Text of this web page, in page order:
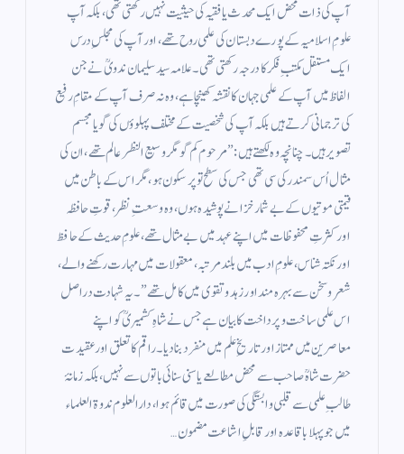
آپ کی ذات محض ایک محدث یا فقیہ کی حیثیت نہیں رکھتی تھی، بلکہ آپ
علومِ اسلامیہ کے پورے دبستان کی علمی روح تھے، اور آپ کی مجلسِ درس
ایک مستقل مکتبِ فکر کا درجہ رکھتی تھی۔ علامہ سید سلیمان ندویؒ نے جن
الفاظ میں آپ کے علمی جہان کا نقشہ کھینچا ہے، وہ نہ صرف آپ کے مقامِ رفیع
کی ترجمانی کرتے ہیں بلکہ آپ کی شخصیت کے مختلف پہلوؤں کی گویا مجسم
تصویر ہیں۔ چنانچہ وہ لکھتے ہیں:”مرحوم کم گو مگر وسیع النظر عالم تھے، ان کی
مثال اُس سمندر کی سی تھی جس کی سطح تو پرسکون ہو، مگر اس کے باطن میں
قیمتی موتیوں کے بے شمار خزانے پوشیدہ ہوں، وہ وسعتِ نظر، قوتِ حافظہ
اور کثرتِ محفوظات میں اپنے عہد میں بے مثال تھے، علومِ حدیث کے حافظ
اور نکتہ شناس، علومِ ادب میں بلند مرتبہ، معقولات میں مہارت رکھنے والے،
شعر و سخن سے بہرہ مند اور زہد و تقوى میں کامل تھے” ۔ یہ شہادت دراصل
اس علمی ساخت و پرداخت کا بیان ہے جس نے شاہِ کشمیریؒ کو اپنے
معاصرین میں ممتاز اور تاریخِ علم میں منفرد بنا دیا۔راقم کا تعلق اور عقیدت
حضرت شاہؒ صاحب سے محض مطالعے یا سنی سنائی باتوں سے نہیں، بلکہ زمانۂ
طالبِ علمی سے قلبی وابستگی کی صورت میں قائم ہوا، دارالعلوم ندوۃ العلماء
میں جو پہلا باقاعدہ اور قابلِ اشاعت مضمون…